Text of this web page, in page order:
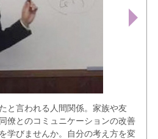
と言われる人間関係。家族や友
僚とのコミュニケーションの改善
学びませんか。自分の考え方を変